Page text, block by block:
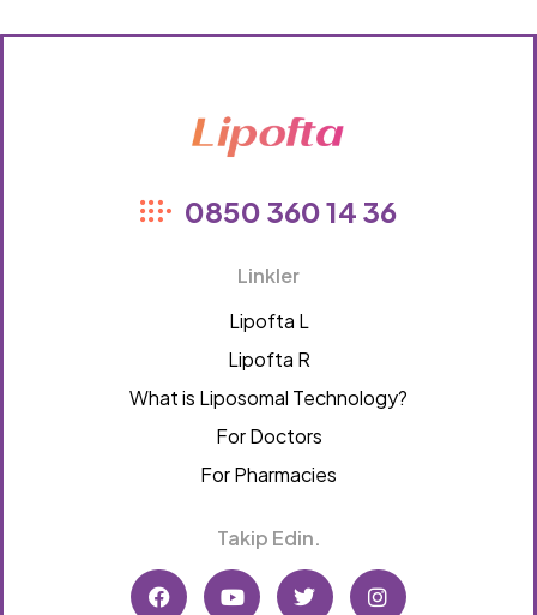
0850 360 14 36
Linkler
Lipofta L
Lipofta R
What is Liposomal Technology?
For Doctors
For Pharmacies
Takip Edin.